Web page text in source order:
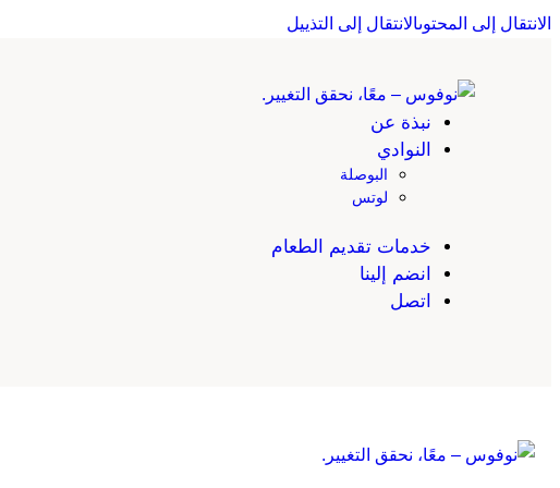
الانتقال إلى المحتوىالانتقال إلى التذييل
نبذة عن
النوادي
البوصلة
لوتس
خدمات تقديم الطعام
انضم إلينا
اتصل